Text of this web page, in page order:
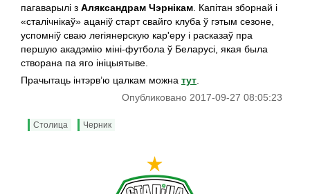
пагаварылі з Аляксандрам Чэрнікам . Капітан зборнай і
«сталічнікаў» ацаніў старт свайго клуба ў гэтым сезоне,
успомніў сваю легіянерскую кар'еру і расказаў пра
першую акадэмію міні-футбола ў Беларусі, якая была
створана па яго ініцыятыве.
Прачытаць інтэрв’ю цалкам можна тут
Опубликовано 2017-09-27 08:05:23
Столица Черник